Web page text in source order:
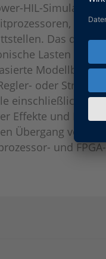
HIL-Simulation.
Das
Lasten für
oder
einschließlich
Effekte und
Übergang von
und